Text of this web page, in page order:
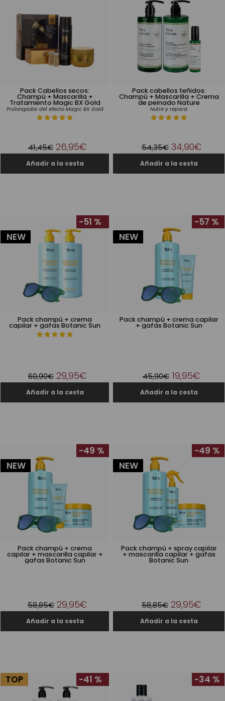
Pack Cabellos secos:
Champú + Mascarilla +
Tratamiento Magic BX Gold
Pro­lon­ga­dor del efec­to Magic BX Gold
41,45€ 26,95€
Pack cabellos teñidos:
Champú + Mascarilla + Crema
de peinado Nature
Nutre y repara
54,35€ 34,90€
Pack champú + crema
capilar + gafas Botanic Sun
NEW
-51 %
60,90€ 29,95€
Pack champú + crema capilar
+ gafas Botanic Sun
NEW
-57 %
45,90€ 19,95€
Pack champú + crema
capilar + mascarilla capilar +
gafas Botanic Sun
NEW
-49 %
58,85€ 29,95€
Pack champú + spray capilar
+ mascarilla capilar + gafas
Botanic Sun
NEW
-49 %
58,85€ 29,95€
TOP -41 % -34 %